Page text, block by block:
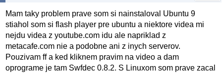
Mam taky problem prave som si nainstaloval Ubuntu 9
stiahol som si flash player pre ubuntu a niektore videa mi
nejdu videa z youtube.com idu ale napriklad z
metacafe.com nie a podobne ani z inych serverov.
Pouzivam ff a ked kliknem pravim na video a dam
oprograme je tam Swfdec 0.8.2. S Linuxom som prave zacal